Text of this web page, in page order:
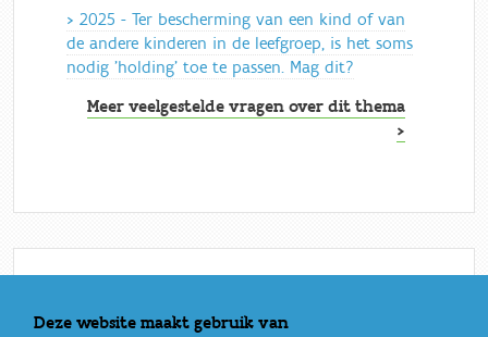
Deze website maakt gebruik van
2025 - Ter bescherming van een kind of van
de andere kinderen in de leefgroep, is het soms
nodig 'holding' toe te passen. Mag dit?
Meer veelgestelde vragen over dit thema
>
Nieuwsberichten over dit